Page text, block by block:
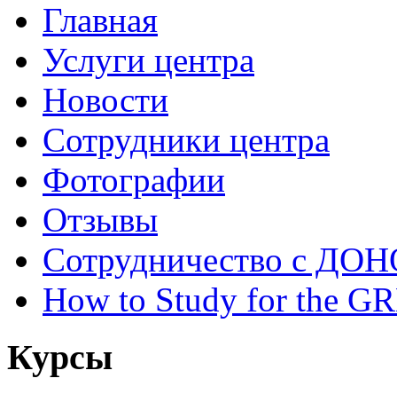
Главная
Услуги центра
Новости
Сотрудники центра
Фотографии
Отзывы
Сотрудничество с
How to Study for the
Курсы